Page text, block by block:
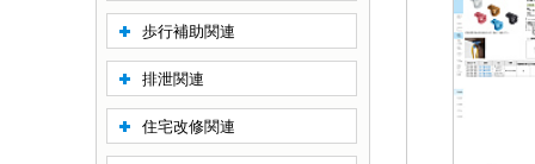
歩行補助関連
排泄関連
住宅改修関連